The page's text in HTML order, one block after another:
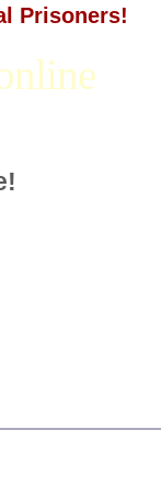
Prisoners!